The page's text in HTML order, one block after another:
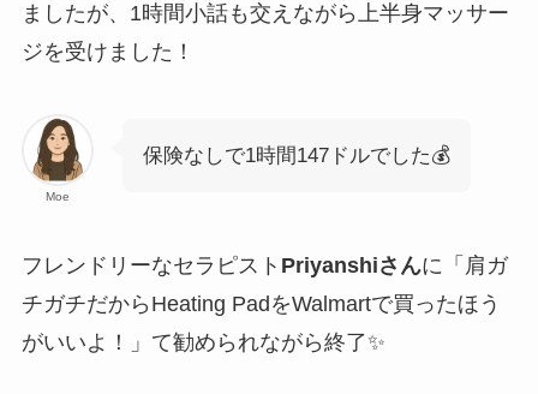
ましたが、1時間小話も交えながら上半身マッサー
ジを受けました！
Moe
保険なしで1時間147ドルでした💰
フレンドリーなセラピスト Priyanshiさんに「肩ガ
チガチだからHeating PadをWalmartで買ったほう
がいいよ！」て勧められながら終了✨